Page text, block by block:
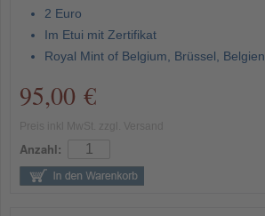
2 Euro
Im Etui mit Zertifikat
Royal Mint of Belgium, Brüssel, Belgien
95,00 €
Anzahl: